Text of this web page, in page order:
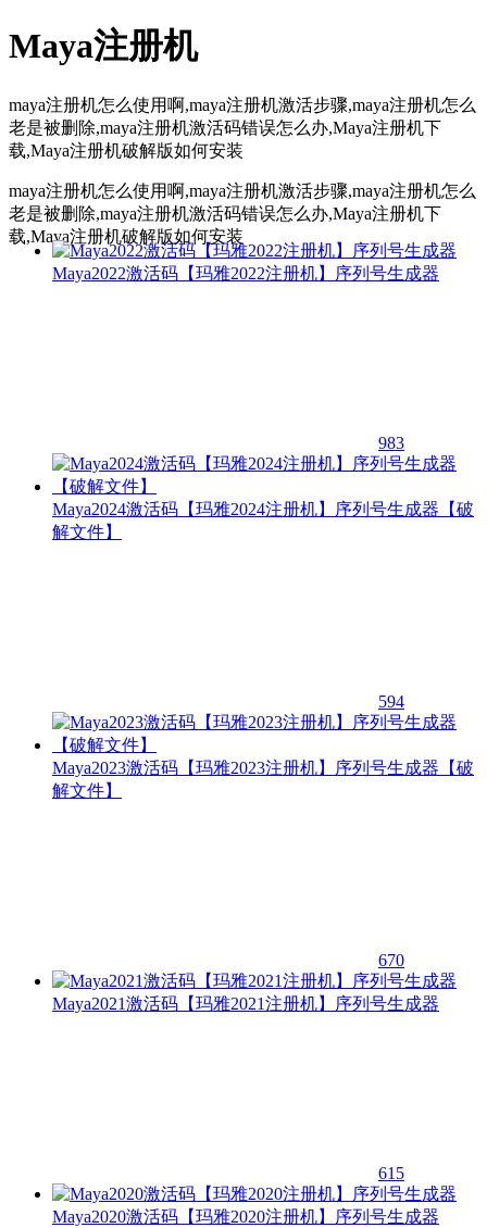
Maya注册机
maya注册机怎么使用啊,maya注册机激活步骤,maya注册机怎么
老是被删除,maya注册机激活码错误怎么办,Maya注册机下
载,Maya注册机破解版如何安装
maya注册机怎么使用啊,maya注册机激活步骤,maya注册机怎么
老是被删除,maya注册机激活码错误怎么办,Maya注册机下
载,Maya注册机破解版如何安装
Maya2022激活码【玛雅2022注册机】序列号生成器
983
Maya2024激活码【玛雅2024注册机】序列号生成器【破
解文件】
594
Maya2023激活码【玛雅2023注册机】序列号生成器【破
解文件】
670
Maya2021激活码【玛雅2021注册机】序列号生成器
615
Maya2020激活码【玛雅2020注册机】序列号生成器